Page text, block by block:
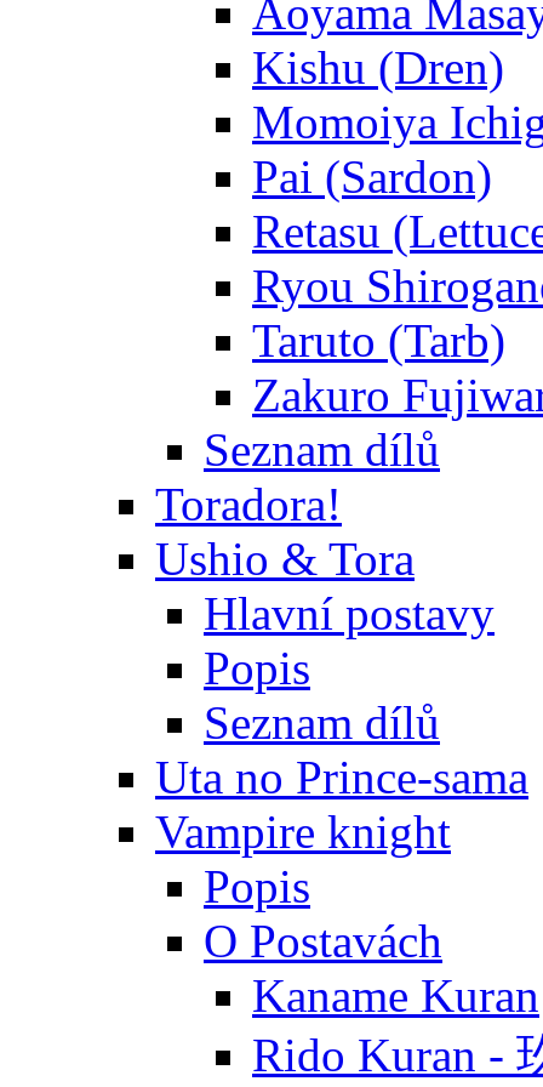
Aoyama
Kishu (Dren)
Momoiya
Pai (Sardon)
Retasu
Ryou
Taruto (Tarb)
Zakuro
Seznam dílů
Toradora!
Ushio & Tora
Hlavní postavy
Popis
Seznam dílů
Uta no Prince-sama
Vampire knight
Popis
O Postavách
Kaname Kuran
Rido Kuran -